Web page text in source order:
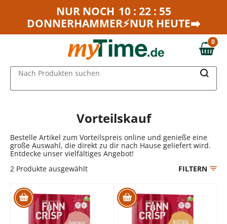
Zum Hauptinhalt springen
Zur Navigation springen
NUR NOCH 10 : 22 : 55
DONNERHAMMER⚡NUR HEUTE➡️
0,00 €
0
Nach Produkten suchen
Vorteilskauf
Bestelle Artikel zum Vorteilspreis online und genieße eine
große Auswahl, die direkt zu dir nach Hause geliefert wird.
Entdecke unser vielfältiges Angebot!
2 Produkte ausgewählt FILTERN